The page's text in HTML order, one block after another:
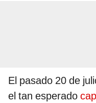
El pasado 20 de
el tan esperado